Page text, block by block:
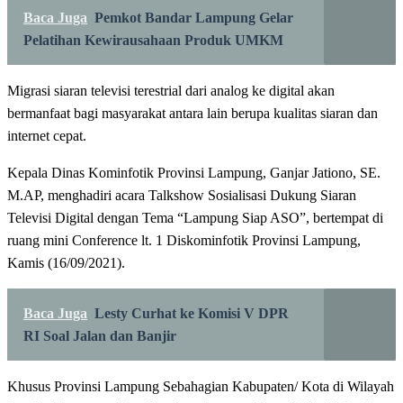
Baca Juga Pemkot Bandar Lampung Gelar
Pelatihan Kewirausahaan Produk UMKM
Migrasi siaran televisi terestrial dari analog ke digital akan
bermanfaat bagi masyarakat antara lain berupa kualitas siaran dan
internet cepat.
Kepala Dinas Kominfotik Provinsi Lampung, Ganjar Jationo, SE.
M.AP, menghadiri acara Talkshow Sosialisasi Dukung Siaran
Televisi Digital dengan Tema “Lampung Siap ASO”, bertempat di
ruang mini Conference lt. 1 Diskominfotik Provinsi Lampung,
Kamis (16/09/2021).
Baca Juga Lesty Curhat ke Komisi V DPR
RI Soal Jalan dan Banjir
Khusus Provinsi Lampung Sebahagian Kabupaten/ Kota di Wilayah